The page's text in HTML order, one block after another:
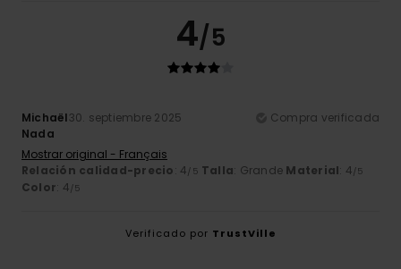
4/5
Michaël30. septiembre 2025
Compra verificada
Nada
Mostrar original - Français
Relación calidad-precio: 4/5 Talla: Grande Material: 4/5
Color: 4/5
Verificado por TrustVille